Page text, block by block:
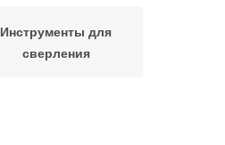
Инструменты для
сверления